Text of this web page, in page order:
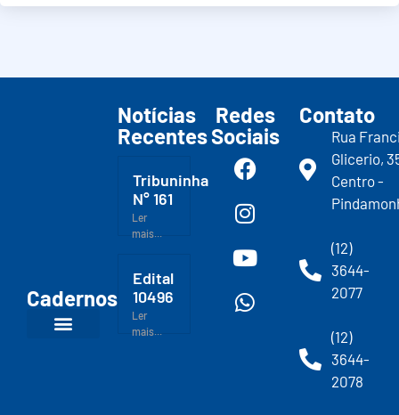
Cadernos
Notícias
Recentes
Tribuninha
N° 161
Ler
mais...
Edital
10496
Ler
mais...
Redes
Sociais
Contato
Rua
Glicerio,
Centro -
(12)
3644-
2077
(12)
3644-
2078